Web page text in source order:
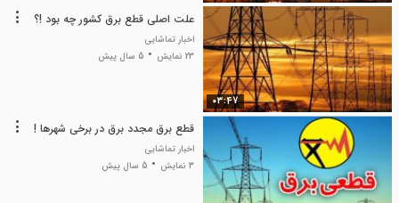
03:47
علت اصلی قطع برق کشور چه بود !؟
اخبار تماشایی
23 نمایش
5 سال پیش
قطع برق مجدد برق در برخی شهرها !
اخبار تماشایی
3 نمایش
5 سال پیش